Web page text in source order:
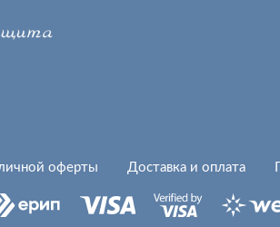
оферты Доставка и оплата